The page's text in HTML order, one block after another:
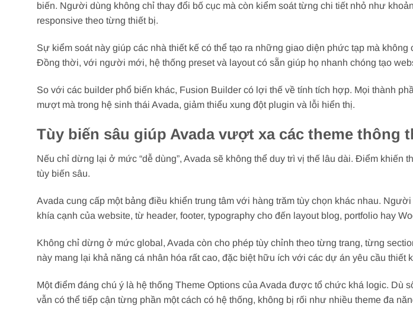
biến. Người dùng không chỉ thay đổi bố cục mà còn kiểm soát từng chi tiết nhỏ như
responsive theo từng thiết bị.
Sự kiểm soát này giúp các nhà thiết kế có thể tạo ra những giao diện phức tạp mà không
Đồng thời, với người mới, hệ thống preset và layout có sẵn giúp họ nhanh chóng tạo
So với các builder phổ biến khác, Fusion Builder có lợi thế về tính tích hợp. Mọi thành
mượt mà trong hệ sinh thái Avada, giảm thiểu xung đột plugin và lỗi hiển thị.
Tùy biến sâu giúp Avada vượt xa các theme thông
Nếu chỉ dừng lại ở mức “dễ dùng”, Avada sẽ không thể duy trì vị thế lâu dài. Điểm khiến
tùy biến sâu.
Avada cung cấp một bảng điều khiển trung tâm với hàng trăm tùy chọn khác nhau.
khía cạnh của website, từ header, footer, typography cho đến layout blog, portfolio hay
Không chỉ dừng ở mức global, Avada còn cho phép tùy chỉnh theo từng trang, từng
này mang lại khả năng cá nhân hóa rất cao, đặc biệt hữu ích với các dự án yêu cầu thiết
Một điểm đáng chú ý là hệ thống Theme Options của Avada được tổ chức khá logic. Dù
vẫn có thể tiếp cận từng phần một cách có hệ thống, không bị rối như nhiều theme đa